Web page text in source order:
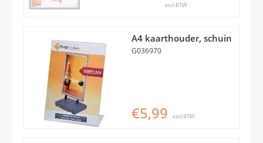
excl.BTW
A4 kaarthouder, schuin
G036970
€5,99 excl.BTW